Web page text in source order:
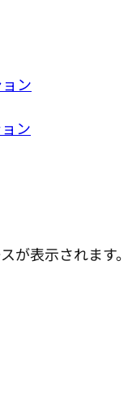
ン
ン
が表示されます。